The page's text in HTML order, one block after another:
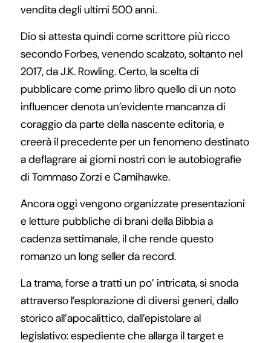
vendita degli ultimi 500 anni.
Dio si attesta quindi come scrittore più ricco
secondo Forbes, venendo scalzato, soltanto nel
2017, da J.K. Rowling. Certo, la scelta di
pubblicare come primo libro quello di un noto
influencer denota un’evidente mancanza di
coraggio da parte della nascente editoria, e
creerà il precedente per un fenomeno destinato
a deflagrare ai giorni nostri con le autobiografie
di Tommaso Zorzi e Camihawke.
Ancora oggi vengono organizzate presentazioni
e letture pubbliche di brani della Bibbia a
cadenza settimanale, il che rende questo
romanzo un long seller da record.
La trama, forse a tratti un po’ intricata, si snoda
attraverso l’esplorazione di diversi generi, dallo
storico all’apocalittico, dall’epistolare al
legislativo: espediente che allarga il target e